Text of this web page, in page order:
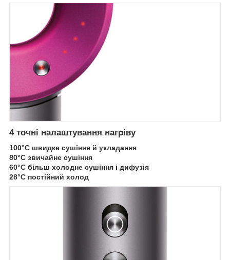
4 точні налаштування нагріву
100°C швидке сушіння й укладання
80°C звичайне сушіння
60°C більш холодне сушіння і дифузія
28°C постійний холод